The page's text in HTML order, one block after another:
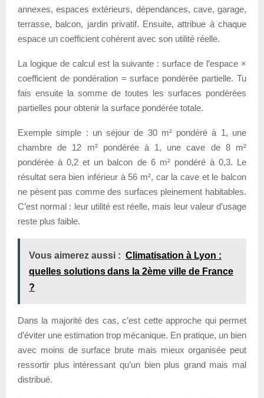
annexes, espaces extérieurs, dépendances, cave, garage,
terrasse, balcon, jardin privatif. Ensuite, attribue à chaque
espace un coefficient cohérent avec son utilité réelle.
La logique de calcul est la suivante : surface de l’espace ×
coefficient de pondération = surface pondérée partielle. Tu
fais ensuite la somme de toutes les surfaces pondérées
partielles pour obtenir la surface pondérée totale.
Exemple simple : un séjour de 30 m² pondéré à 1, une
chambre de 12 m² pondérée à 1, une cave de 8 m²
pondérée à 0,2 et un balcon de 6 m² pondéré à 0,3. Le
résultat sera bien inférieur à 56 m², car la cave et le balcon
ne pèsent pas comme des surfaces pleinement habitables.
C’est normal : leur utilité est réelle, mais leur valeur d’usage
reste plus faible.
Vous aimerez aussi : Climatisation à Lyon :
quelles solutions dans la 2ème ville de France
?
Dans la majorité des cas, c’est cette approche qui permet
d’éviter une estimation trop mécanique. En pratique, un bien
avec moins de surface brute mais mieux organisée peut
ressortir plus intéressant qu’un bien plus grand mais mal
distribué.